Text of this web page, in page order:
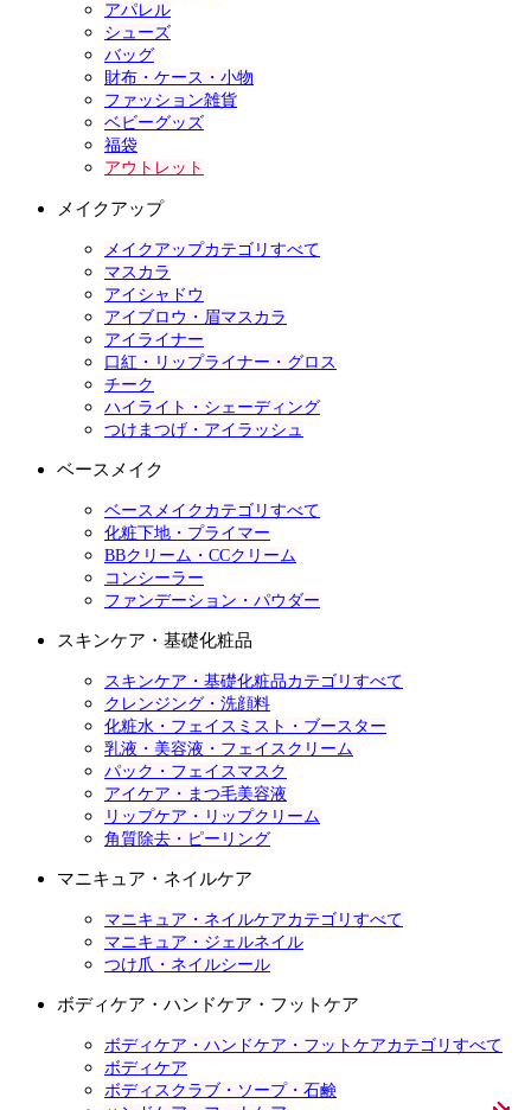
アパレル
シューズ
バッグ
財布・ケース・小物
ファッション雑貨
ベビーグッズ
福袋
アウトレット
メイクアップ
メイクアップカテゴリすべて
マスカラ
アイシャドウ
アイブロウ・眉マスカラ
アイライナー
口紅・リップライナー・グロス
チーク
ハイライト・シェーディング
つけまつげ・アイラッシュ
ベースメイク
ベースメイクカテゴリすべて
化粧下地・プライマー
BBクリーム・CCクリーム
コンシーラー
ファンデーション・パウダー
スキンケア・基礎化粧品
スキンケア・基礎化粧品カテゴリすべて
クレンジング・洗顔料
化粧水・フェイスミスト・ブースター
乳液・美容液・フェイスクリーム
パック・フェイスマスク
アイケア・まつ毛美容液
リップケア・リップクリーム
角質除去・ピーリング
マニキュア・ネイルケア
マニキュア・ネイルケアカテゴリすべて
マニキュア・ジェルネイル
つけ爪・ネイルシール
ボディケア・ハンドケア・フットケア
ボディケア・ハンドケア・フットケアカテゴリすべて
ボディケア
ボディスクラブ・ソープ・石鹸